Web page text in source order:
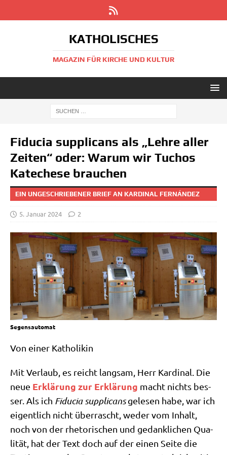
KATHOLISCHES
MAGAZIN FÜR KIRCHE UND KULTUR
Fiducia supplicans als „Lehre aller
Zeiten“ oder: Warum wir Tuchos
Katechese brauchen
EIN UNGESCHRIEBENER BRIEF AN KARDINAL FERNÁNDEZ
5. Januar 2024 2
Segensautomat
Von einer Katholikin
Mit Ver­laub, es reicht lang­sam, Herr Kar­di­nal. Die
neue Erklä­rung zur Erklä­rung macht nichts bes­
ser. Als ich Fidu­cia sup­pli­cansgele­sen habe, war ich
eigent­lich nicht über­rascht, weder vom Inhalt,
noch von der rhe­to­ri­schen und gedank­li­chen Qua­
li­tät, hat der Text doch auf der einen Sei­te die